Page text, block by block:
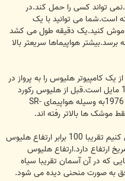
تواند کسی را حمل کند.در
است.شما می توانید با یک
کنید.یک دقیقه طول می کشد
به ارتفاع یک ساختمان 30 طبقه برسد.بیشتر هواپیماها سریعتر بالا
استفاده از یک کامپیوتر هلیوس را به پرواز در
آوردند.که 96863 پا بالا رفت که بیش از 18 مایل است.قبل از هلیوس رکورد
ارتفاع 85000 پا بود.که این رکورد در سال 1976به وسیله هواپیمای SR-
هوایی که ما روی سطح زمین استنشاق می کنیم تقریبا 100 برابر ارتفاع هلیوس
ارتفاع دارد.ارتفاع هلیوس
که در آن آسمان تقریبا سیاه
به صورت منحنی دیده می شود.